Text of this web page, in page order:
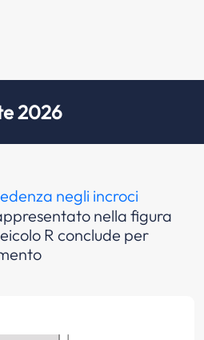
2026
negli incroci
nella figura
R conclude per